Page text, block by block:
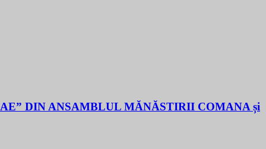
DIN ANSAMBLUL MĂNĂSTIRII COMANA și